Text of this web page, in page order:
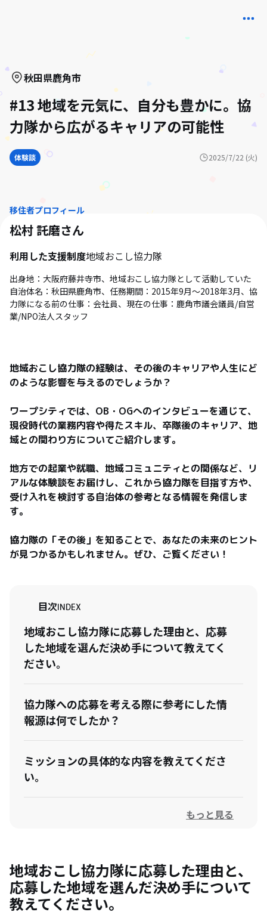
秋田県鹿角市
#13 地域を元気に、自分も豊かに。協
力隊から広がるキャリアの可能性
体験談 2025/7/22 (火)
移住者プロフィール
松村 託磨さん
利用した支援制度地域おこし協力隊
出身地：大阪府藤井寺市、地域おこし協力隊として活動していた
自治体名：秋田県鹿角市、任務期間：2015年9月～2018年3月、協
力隊になる前の仕事：会社員、現在の仕事：鹿角市議会議員/自営
業/NPO法人スタッフ
地域おこし協力隊の経験は、その後のキャリアや人生にど
のような影響を与えるのでしょうか？
ワープシティでは、OB・OGへのインタビューを通じて、
現役時代の業務内容や得たスキル、卒隊後のキャリア、地
域との関わり方についてご紹介します。
地方での起業や就職、地域コミュニティとの関係など、リ
アルな体験談をお届けし、これから協力隊を目指す方や、
受け入れを検討する自治体の参考となる情報を発信しま
す。
協力隊の「その後」を知ることで、あなたの未来のヒント
が見つかるかもしれません。ぜひ、ご覧ください！
目次INDEX
地域おこし協力隊に応募した理由と、応募
した地域を選んだ決め手について教えてく
ださい。
協力隊への応募を考える際に参考にした情
報源は何でしたか？
ミッションの具体的な内容を教えてくださ
い。
現役時代に印象に残っている出来事や成功
活動中に直面した課題や、それをどのよう
に乗り越えたかを教えてください。
もっと見る
地域おこし協力隊に応募した理由と、
応募した地域を選んだ決め手について
教えてください。